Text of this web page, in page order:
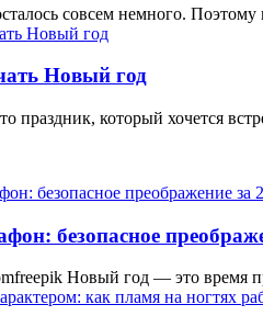
совсем немного.
Новый год
праздник, который хочется
безопасное
Новый год — это время